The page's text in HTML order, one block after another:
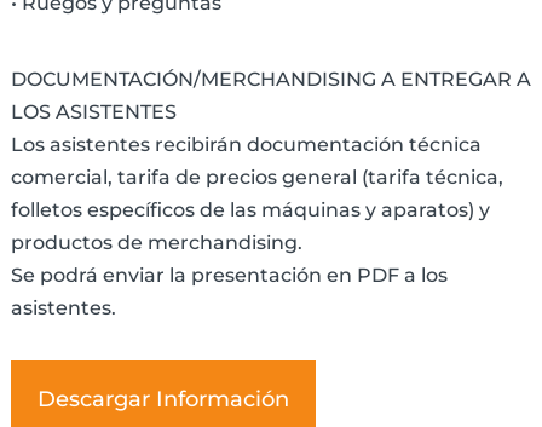
DOCUMENTACIÓN/MERCHANDISING A ENTREGAR A
LOS ASISTENTES
Los asistentes recibirán documentación técnica
comercial, tarifa de precios general (tarifa técnica,
folletos específicos de las máquinas y aparatos) y
productos de merchandising.
Se podrá enviar la presentación en PDF a los
asistentes.
Descargar Información